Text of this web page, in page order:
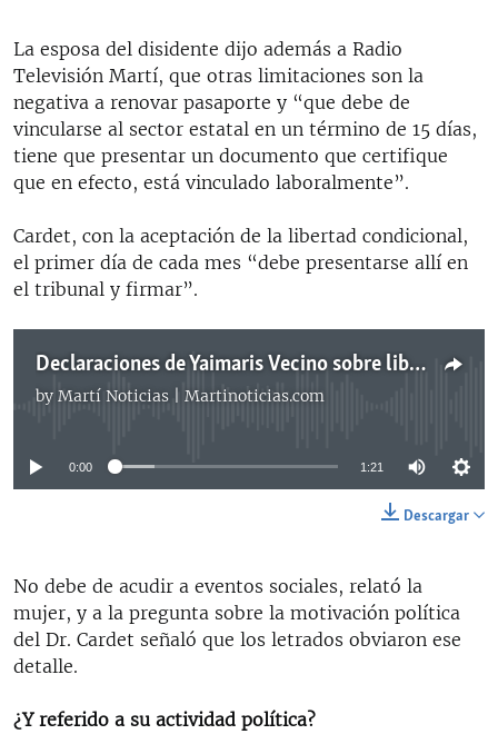
La esposa del disidente dijo además a Radio
Televisión Martí, que otras limitaciones son la
negativa a renovar pasaporte y “que debe de
vincularse al sector estatal en un término de 15 días,
tiene que presentar un documento que certifique
que en efecto, está vinculado laboralmente”.
Cardet, con la aceptación de la libertad condicional,
el primer día de cada mes “debe presentarse allí en
el tribunal y firmar”.
Declaraciones de Yaimaris Vecino sobre libertad de Eduardo Cardet
by Martí Noticias | Martinoticias.com
No media source currently available
0:00 1:21
Descargar
No debe de acudir a eventos sociales, relató la
mujer, y a la pregunta sobre la motivación política
del Dr. Cardet señaló que los letrados obviaron ese
detalle.
¿Y referido a su actividad política?